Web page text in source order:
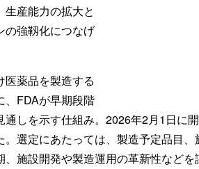
産能力の拡大と
の強靱化につなげ
医薬品を製造する
、FDAが早期段階
通しを示す仕組み。2026年2月1日に
選定にあたっては、製造予定品目
施設開発や製造運用の革新性などを